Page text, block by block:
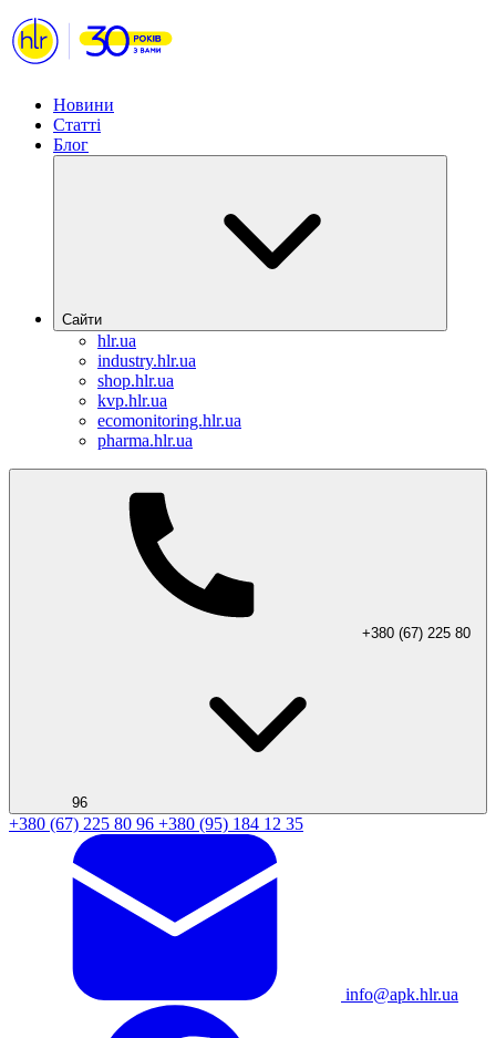
Новини
Статті
Блог
Сайти
hlr.ua
industry.hlr.ua
shop.hlr.ua
kvp.hlr.ua
ecomonitoring.hlr.ua
pharma.hlr.ua
+380 (67) 225 80
96
+380 (67) 225 80 96 +380 (95) 184 12 35
info@apk.hlr.ua